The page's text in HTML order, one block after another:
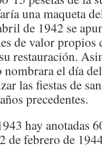
una maqueta
de 1942 se
de valor propios
restauración.
nombrara el día
las fiestas de
precedentes.
hay anotadas
de febrero de